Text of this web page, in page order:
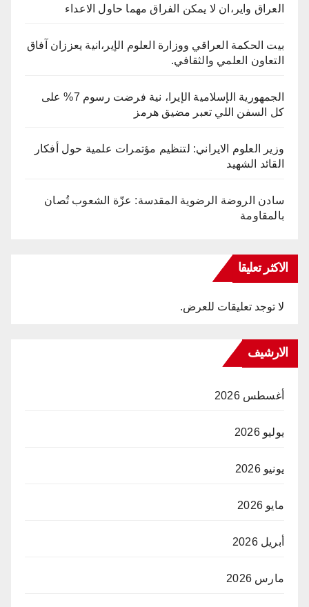
العراق واير،ان لا يمكن الفراق مهما حاول الاعداء
بيت الحكمة العراقي ووزارة العلوم الإير،انية يعززان آفاق
التعاون العلمي والثقافي.
الجمهورية الإسلامية الإيرا، نية فرضت رسوم 7% على
كل السفن اللي تعبر مضيق هرمز
وزير العلوم الايراني: لتنظيم مؤتمرات علمية حول أفكار
القائد الشهيد
سادن الروضة الرضوية المقدسة: عزّة الشعوب تُصان
بالمقاومة
الاكثر تعليقا
لا توجد تعليقات للعرض.
الارشيف
أغسطس 2026
يوليو 2026
يونيو 2026
مايو 2026
أبريل 2026
مارس 2026